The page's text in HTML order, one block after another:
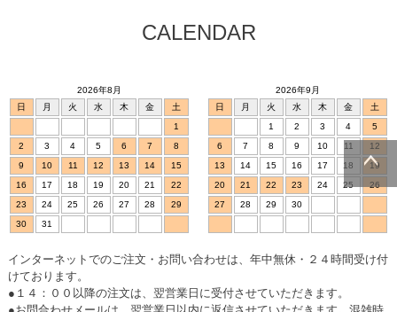
ページトッ
CALENDAR
2026年8月
日
月 火 水 木 金
土
1
2
3 4 5 6 7
8
9
10 11 12 13 14
15
16
17 18 19 20 21
22
23
24 25 26 27 28
29
30
31
2026年9月
日
月 火 水 木 金
土
1
2 3 4
5
6
7 8 9 10 11
12
13
14 15 16 17 18
19
20
21 22 23 24 25
26
27
28 29 30
インターネットでのご注文・お問い合わせは、年中無休・２４時間受け付
けております。
●１４：００以降の注文は、翌営業日に受付させていただきます。